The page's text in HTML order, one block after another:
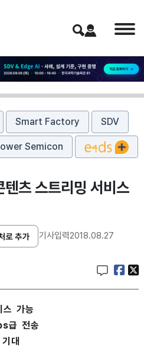
Smart Factory SDV
Semicon
츠 스트리밍 서비스
기사입력2018.08.27
가능
급 전송
대